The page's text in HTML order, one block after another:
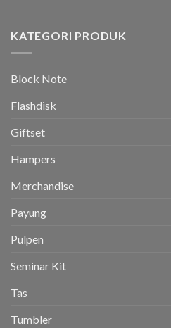
KATEGORI PRODUK
Block Note
Flashdisk
Giftset
Hampers
Merchandise
Payung
Pulpen
Seminar Kit
Tas
Tumbler